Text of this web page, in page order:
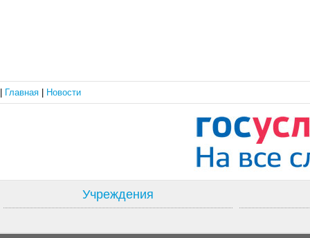
Главная Новости
Учреждения